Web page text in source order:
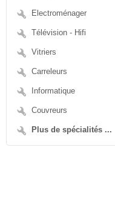
Electroménager
Télévision - Hifi
Vitriers
Carreleurs
Informatique
Couvreurs
Plus de spécialités ...